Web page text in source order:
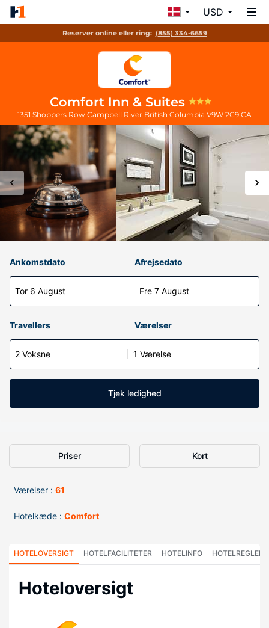
USD
Reserver online eller ring: (855) 334-6659
Comfort Inn & Suites
1351 Shoppers Row Campbell River British Columbia V9W 2C9 CA
Ankomstdato
Tor 6 August
Afrejsedato
Fre 7 August
Travellers Værelser
2 Voksne 1 Værelse
Tjek ledighed
Priser Kort
Værelser : 61
Hotelkæde : Comfort
HOTELOVERSIGT HOTELFACILITETER HOTELINFO HOTELREGLER
Hoteloversigt